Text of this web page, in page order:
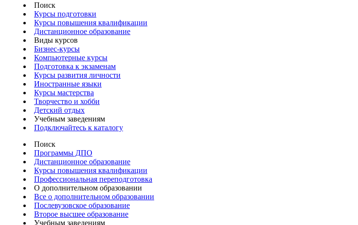
Поиск
Курсы подготовки
Курсы повышения квалификации
Дистанционное образование
Виды курсов
Бизнес-курсы
Компьютерные курсы
Подготовка к экзаменам
Курсы развития личности
Иностранные языки
Курсы мастерства
Творчество и хобби
Детский отдых
Учебным заведениям
Подключайтесь к каталогу
Поиск
Программы ДПО
Дистанционное образование
Курсы повышения квалификации
Профессиональная переподготовка
О дополнительном образовании
Все о дополнительном образовании
Послевузовское образование
Второе высшее образование
Учебным заведениям